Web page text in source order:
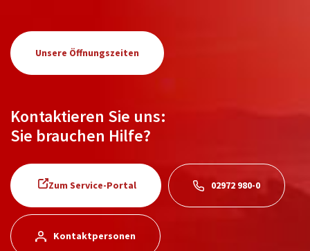
Unsere Öffnungszeiten
Kontaktieren Sie uns:
Sie brauchen Hilfe?
Zum Service-Portal 02972 980-0
Kontaktpersonen